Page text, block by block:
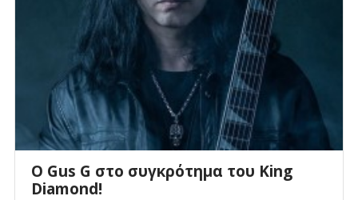
O Gus G στο συγκρότημα του King
Diamond!